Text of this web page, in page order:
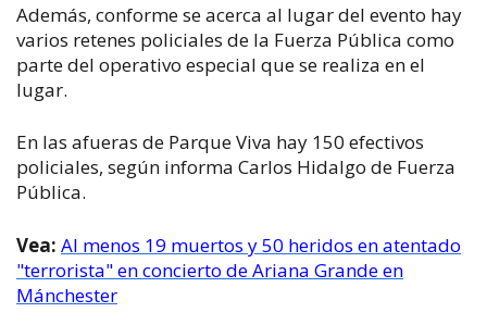
Además, conforme se acerca al lugar del evento hay
varios retenes policiales de la Fuerza Pública como
parte del operativo especial que se realiza en el
lugar.
En las afueras de Parque Viva hay 150 efectivos
policiales, según informa Carlos Hidalgo de Fuerza
Pública.
Vea: Al menos 19 muertos y 50 heridos en atentado
"terrorista" en concierto de Ariana Grande en
Mánchester